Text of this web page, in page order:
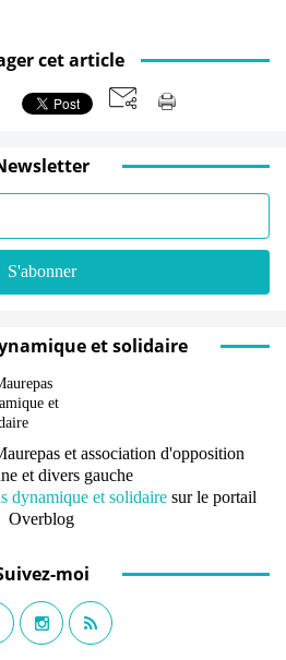
cet article
et solidaire
et association d'opposition
et divers gauche
dynamique et solidairesur le portail
Overblog
moi